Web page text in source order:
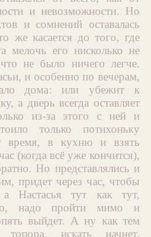
и невозможности. Но
и сомнений оставалась
же касается до того, где
мелочь его нисколько не
не было ничего легче.
и особенно по вечерам,
дома: или убежит к
а дверь всегда оставляет
из-за этого с ней и
только потихоньку
время, в кухню и взять
(когда всё уже кончится),
Но представлялись и
придет через час, чтобы
Настасья тут как тут,
надо пройти мимо и
выйдет. А ну как тем
топора, искать начнет,